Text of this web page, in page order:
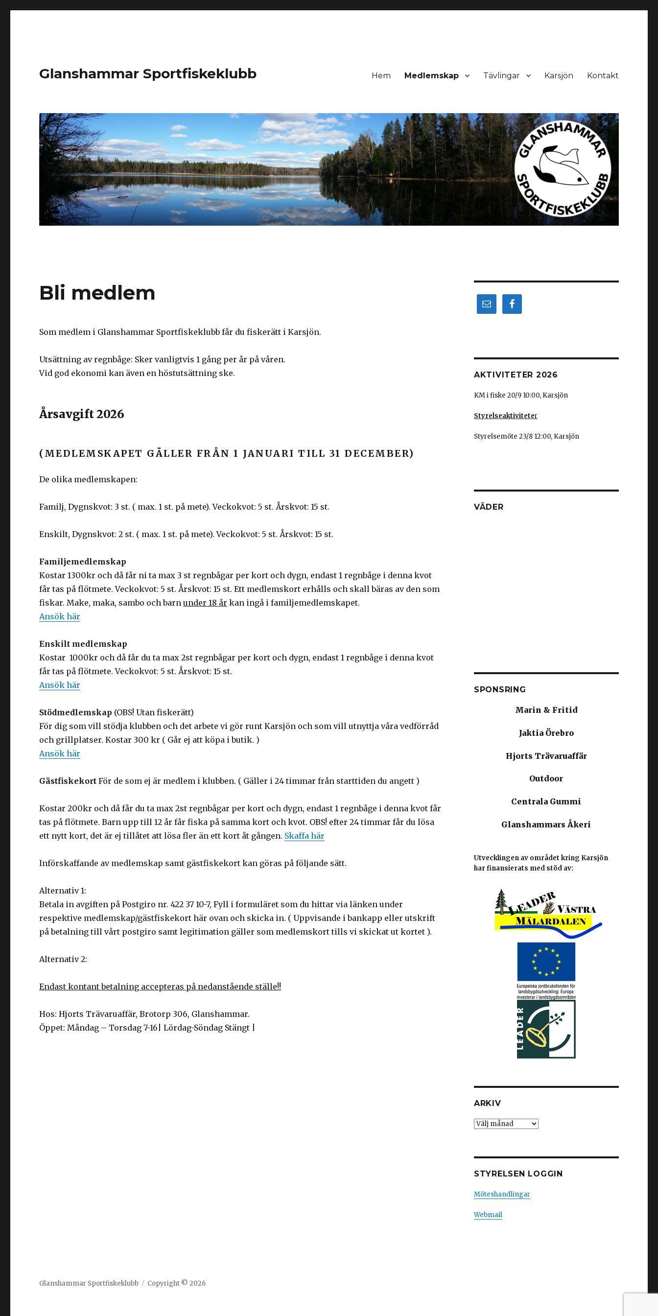
Glanshammar Sportfiskeklubb Hem Medlemskap Tävlingar Karsjön Kontakt
Bli medlem
Som medlem i Glanshammar Sportfiskeklubb får du fiskerätt i Karsjön.
Utsättning av regnbåge: Sker vanligtvis 1 gång per år på våren.
Vid god ekonomi kan även en höstutsättning ske.
Årsavgift 2026
(MEDLEMSKAPET GÄLLER FRÅN 1 JANUARI TILL 31 DECEMBER)
De olika medlemskapen:
Familj, Dygnskvot: 3 st. ( max. 1 st. på mete). Veckokvot: 5 st. Årskvot: 15 st.
Enskilt, Dygnskvot: 2 st. ( max. 1 st. på mete). Veckokvot: 5 st. Årskvot: 15 st.
Familjemedlemskap
Kostar 1300kr och då får ni ta max 3 st regnbågar per kort och dygn, endast 1 regnbåge i denna kvot
får tas på flötmete. Veckokvot: 5 st. Årskvot: 15 st. Ett medlemskort erhålls och skall bäras av den som
fiskar. Make, maka, sambo och barnunder 18 år kan ingå i familjemedlemskapet.
Ansök här
Enskilt medlemskap
Kostar 1000kr och då får du ta max 2st regnbågar per kort och dygn, endast 1 regnbåge i denna kvot
får tas på flötmete. Veckokvot: 5 st. Årskvot: 15 st.
Ansök här
Stödmedlemskap (OBS! Utan fiskerätt)
För dig som vill stödja klubben och det arbete vi gör runt Karsjön och som vill utnyttja våra vedförråd
och grillplatser. Kostar 300 kr ( Går ej att köpa i butik. )
Ansök här
GästfiskekortFör de som ej är medlem i klubben. ( Gäller i 24 timmar från starttiden du angett )
Kostar 200kr och då får du ta max 2st regnbågar per kort och dygn, endast 1 regnbåge i denna kvot får
tas på flötmete. Barn upp till 12 år får fiska på samma kort och kvot. OBS! efter 24 timmar får du lösa
ett nytt kort, det är ej tillåtet att lösa fler än ett kort åt gången. Skaffa här
Införskaffande av medlemskap samt gästfiskekort kan göras på följande sätt.
Alternativ 1:
Betala in avgiften på Postgiro nr. 422 37 10-7, Fyll i formuläret som du hittar via länken under
respektive medlemskap/gästfiskekort här ovan och skicka in. ( Uppvisande i bankapp eller utskrift
på betalning till vårt postgiro samt legitimation gäller som medlemskort tills vi skickat ut kortet ).
Alternativ 2:
Endast kontant betalning accepteras på nedanstående ställe!!
Hos: Hjorts Trävaruaffär, Brotorp 306, Glanshammar.
Öppet: Måndag – Torsdag 7-16| Lördag-Söndag Stängt |
AKTIVITETER 2026
KM i fiske 20/9 10:00, Karsjön
Styrelseaktiviteter
Styrelsemöte 23/8 12:00, Karsjön
VÄDER
SPONSRING
Marin & Fritid
Jaktia Örebro
Hjorts Trävaruaffär
Outdoor
Centrala Gummi
Glanshammars Åkeri
Utvecklingen av området kring Karsjön
har finansierats med stöd av:
ARKIV
Arkiv
STYRELSEN LOGGIN
Möteshandlingar
Webmail
Glanshammar Sportfiskeklubb Copyright © 2026